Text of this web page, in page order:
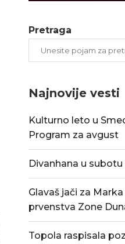
Pretraga
Najnovije vesti
Kulturno leto u
Program za avgust
Divanhana u
Glavaš jači za
prvenstva Zone
Topola raspisala